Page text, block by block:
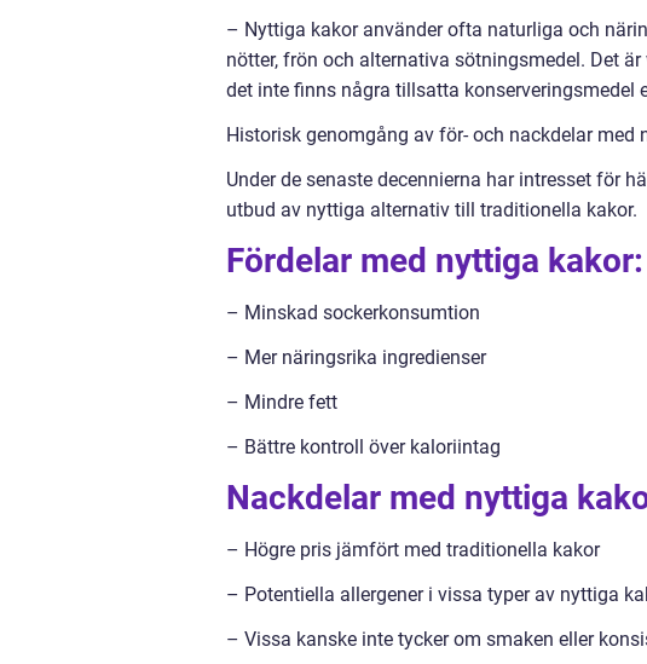
– Nyttiga kakor använder ofta naturliga och
nötter, frön och alternativa sötningsmedel. Det
det inte finns några tillsatta konserveringsmedel
Historisk genomgång av för- och nackdelar med
Under de senaste decennierna har intresset för
utbud av nyttiga alternativ till traditionella kakor.
Fördelar med nyttiga kakor:
– Minskad sockerkonsumtion
– Mer näringsrika ingredienser
– Mindre fett
– Bättre kontroll över kaloriintag
Nackdelar med nyttiga
– Högre pris jämfört med traditionella kakor
– Potentiella allergener i vissa typer av nyttiga
– Vissa kanske inte tycker om smaken eller